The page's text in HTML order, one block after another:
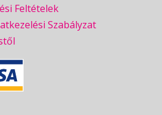
Feltételek
Szabályzat